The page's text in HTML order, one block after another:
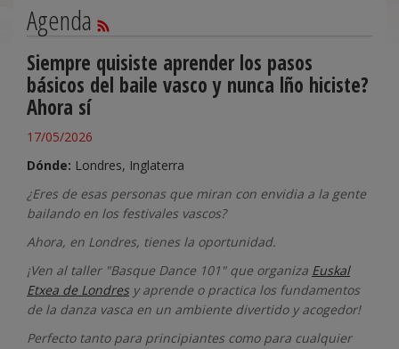
Agenda
Siempre quisiste aprender los pasos
básicos del baile vasco y nunca lño hiciste?
Ahora sí
17/05/2026
Dónde: Londres, Inglaterra
¿Eres de esas personas que miran con envidia a la gente
bailando en los festivales vascos?
Ahora, en Londres, tienes la oportunidad.
¡Ven al taller "Basque Dance 101" que organiza Euskal
Etxea de Londresy aprende o practica los fundamentos
de la danza vasca en un ambiente divertido y acogedor!
Perfecto tanto para principiantes como para cualquier